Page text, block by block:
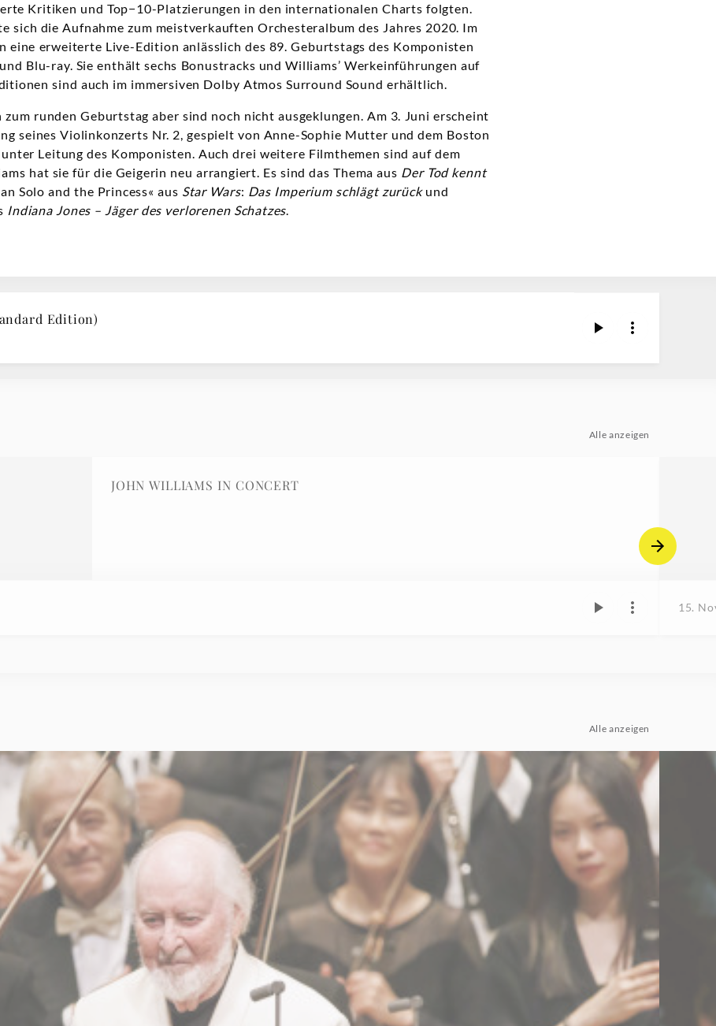
Kritiken und Top−10-Platzierungen in den internationalen Charts folgten.
sich die Aufnahme zum meistverkauften Orchesteralbum des Jahres 2020. Im
eine erweiterte Live-Edition anlässlich des 89. Geburtstags des Komponisten
Blu-ray. Sie enthält sechs Bonustracks und Williams’ Werkeinführungen auf
sind auch im immersiven Dolby Atmos Surround Sound erhältlich.
runden Geburtstag aber sind noch nicht ausgeklungen. Am 3. Juni erscheint
seines Violinkonzerts Nr. 2, gespielt von Anne-Sophie Mutter und dem Boston
Leitung des Komponisten. Auch drei weitere Filmthemen sind auf dem
hat sie für die Geigerin neu arrangiert. Es sind das Thema aus Der Tod kennt
Solo and the Princess« aus Star Wars: Das Imperium schlägt zurückund
Indiana Jones – Jäger des verlorenen Schatzes.
Edition)
Alle anzeigen
JOHN WILLIAMS IN CONCERT
15.
Alle anzeigen